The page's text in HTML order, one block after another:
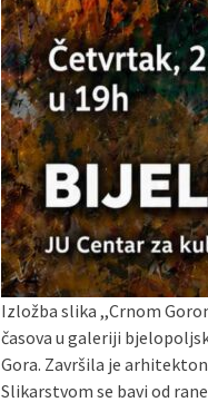
Izložba slika ,,Crnom
časova u galeriji
Gora. Završila je
Slikarstvom se bavi od